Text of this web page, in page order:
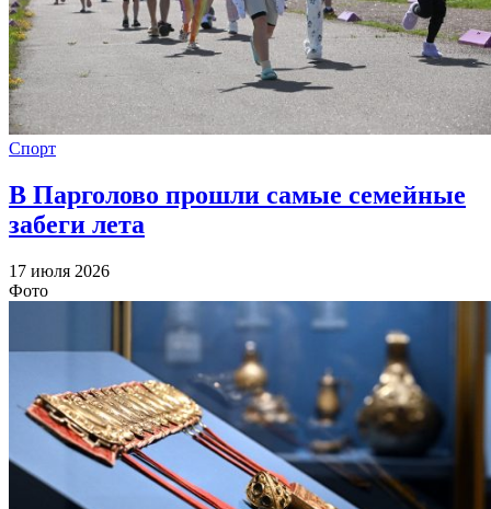
Спорт
В Парголово прошли самые семейные
забеги лета
17 июля 2026
Фото